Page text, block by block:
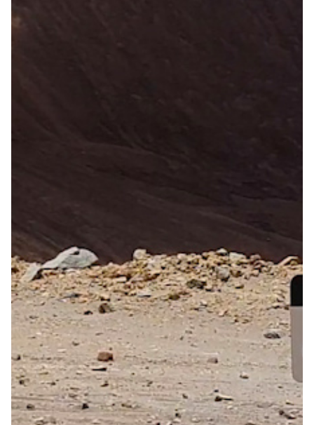
Fietsbanden
Sturen
Zadels
Kleding
Meer fietsonderdelen en accessoires
Onderhoud en Reparatie
Help mij bijhet
kiezenvan een fiets